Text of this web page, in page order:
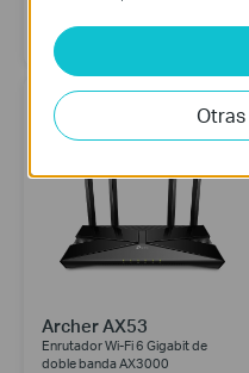
Banda Gigabit
Archer AX53
Enrutador Wi-Fi 6 Gigabit de
doble banda AX3000